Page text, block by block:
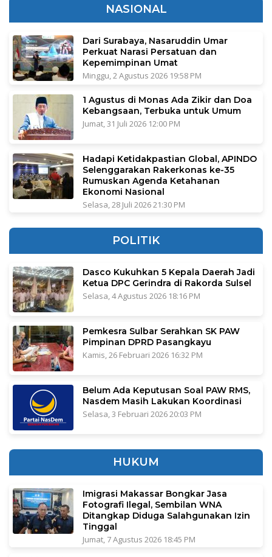
NASIONAL
Dari Surabaya, Nasaruddin Umar
Perkuat Narasi Persatuan dan
Kepemimpinan Umat
Minggu, 2 Agustus 2026 19:58 PM
1 Agustus di Monas Ada Zikir dan Doa
Kebangsaan, Terbuka untuk Umum
Jumat, 31 Juli 2026 12:00 PM
Hadapi Ketidakpastian Global, APINDO
Selenggarakan Rakerkonas ke-35
Rumuskan Agenda Ketahanan
Ekonomi Nasional
Selasa, 28 Juli 2026 21:30 PM
POLITIK
Dasco Kukuhkan 5 Kepala Daerah Jadi
Ketua DPC Gerindra di Rakorda Sulsel
Selasa, 4 Agustus 2026 18:16 PM
Pemkesra Sulbar Serahkan SK PAW
Pimpinan DPRD Pasangkayu
Kamis, 26 Februari 2026 16:32 PM
Belum Ada Keputusan Soal PAW RMS,
Nasdem Masih Lakukan Koordinasi
Selasa, 3 Februari 2026 20:03 PM
HUKUM
Imigrasi Makassar Bongkar Jasa
Fotografi Ilegal, Sembilan WNA
Ditangkap Diduga Salahgunakan Izin
Tinggal
Jumat, 7 Agustus 2026 18:45 PM